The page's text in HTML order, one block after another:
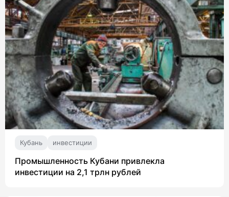
Кубань инвестиции
Промышленность Кубани привлекла
инвестиции на 2,1 трлн рублей